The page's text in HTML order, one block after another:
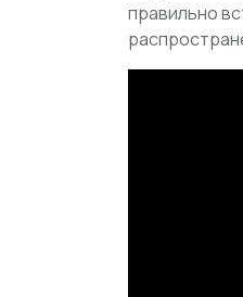
правильно